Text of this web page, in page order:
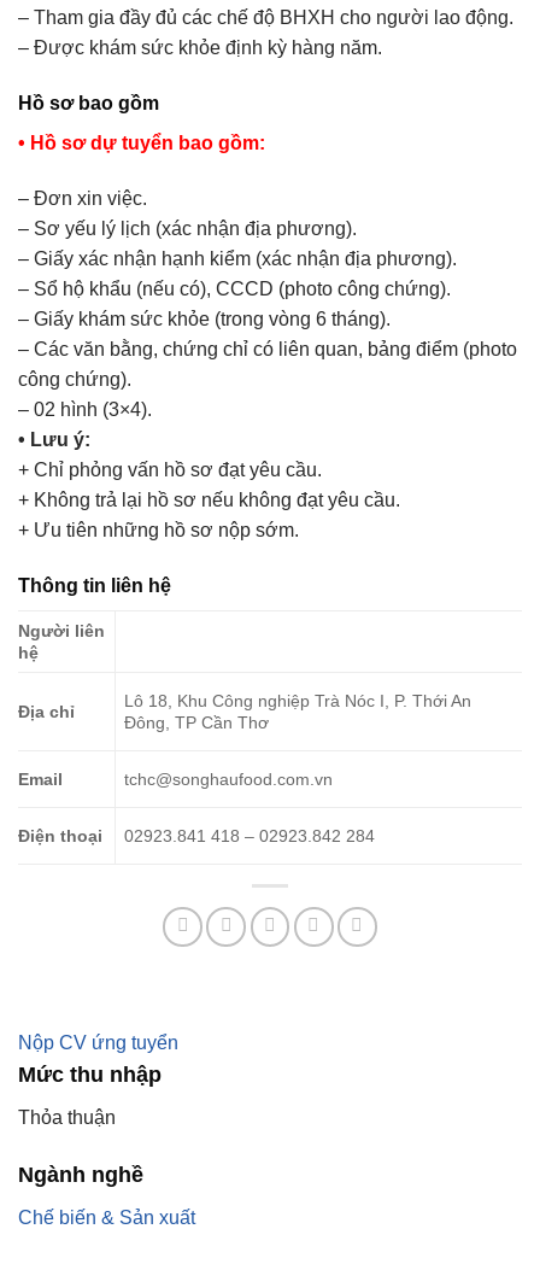
– Tham gia đầy đủ các chế độ BHXH cho người lao động.
– Được khám sức khỏe định kỳ hàng năm.
Hồ sơ bao gồm
• Hồ sơ dự tuyển bao gồm:
– Đơn xin việc.
– Sơ yếu lý lịch (xác nhận địa phương).
– Giấy xác nhận hạnh kiểm (xác nhận địa phương).
– Sổ hộ khẩu (nếu có), CCCD (photo công chứng).
– Giấy khám sức khỏe (trong vòng 6 tháng).
– Các văn bằng, chứng chỉ có liên quan, bảng điểm (photo
công chứng).
– 02 hình (3×4).
• Lưu ý:
+ Chỉ phỏng vấn hồ sơ đạt yêu cầu.
+ Không trả lại hồ sơ nếu không đạt yêu cầu.
+ Ưu tiên những hồ sơ nộp sớm.
Thông tin liên hệ
Người liên
hệ
Địa chỉ
Lô 18, Khu Công nghiệp Trà Nóc I, P. Thới An
Đông, TP Cần Thơ
Email tchc@songhaufood.com.vn
Điện thoại 02923.841 418 – 02923.842 284
Nộp CV ứng tuyển
Mức thu nhập
Thỏa thuận
Ngành nghề
Chế biến & Sản xuất